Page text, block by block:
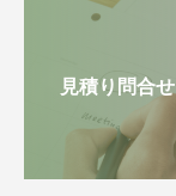
見積り問合せ